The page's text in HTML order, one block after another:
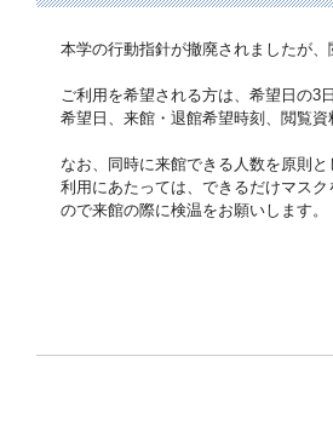
本学の行動指針が撤廃されましたが、
ご利用を希望される方は、希望日の3
希望日、来館・退館希望時刻、閲覧資
なお、同時に来館できる人数を原則
利用にあたっては、できるだけマス
ので来館の際に検温をお願いします。